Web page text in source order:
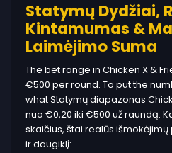
Statymų Dydžiai,
Kintamumas &
Laimėjimo Suma
The bet range in Chicken X &
€500 per round. To put the
what Statymų diapazonas
nuo €0,20 iki €500 už raundą.
skaičius, štai realūs
ir daugiklį: